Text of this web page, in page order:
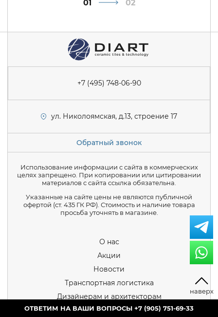
1 2
+7 (495) 748-06-90
ул. Николоямская, д.13, строение 17
Обратный звонок
Использование информации с сайта в коммерческих
целях запрещено. При копировании или цитировании
материалов с сайта ссылка обязательна.
Указанные на сайте цены не являются публичной
офертой (ст. 435 ГК РФ). Стоимость и наличие товара
просьба уточнять в магазине.
О нас
Акции
Новости
Транспортная логистика
Дизайнерам и архитекторам
Календарь мероприятий+7 (905) 751-69-33